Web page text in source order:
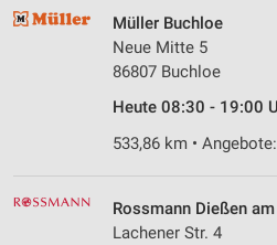
Müller Buchloe
Neue Mitte 5
86807 Buchloe
Heute 08:30 - 19:00
533,86 km •
Rossmann Dießen
Lachener Str. 4